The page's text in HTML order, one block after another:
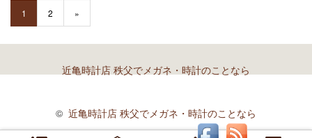
1 2 »
近亀時計店 秩父でメガネ・時計のことなら
© 近亀時計店 秩父でメガネ・時計のことなら